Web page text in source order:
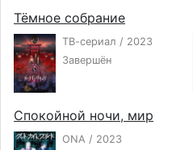
Тёмное собрание
ТВ-сериал / 2023
Завершён
Спокойной ночи, мир
ONA / 2023